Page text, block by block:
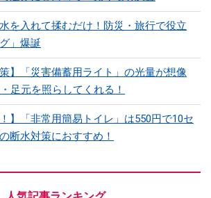
を入れて揉むだけ！防災・旅行で役立
」爆誕
】「災害備蓄用ライト」の光量が想像
足元を照らしてくれる！
】「非常用簡易トイレ」は550円で10セ
断水対策におすすめ！